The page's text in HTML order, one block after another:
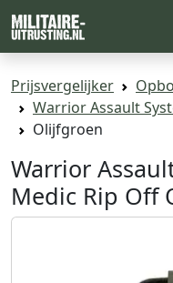
Prijsvergelijker
Warrior Assault
Olijfgroen
Warrior
Medic Rip Off